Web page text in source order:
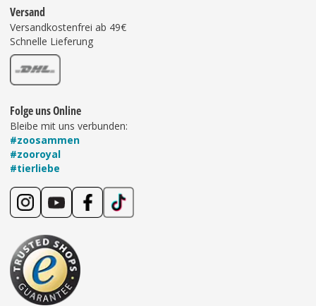
Versand
Versandkostenfrei ab 49€
Schnelle Lieferung
Folge uns Online
Bleibe mit uns verbunden:
#zoosammen
#zooroyal
#tierliebe